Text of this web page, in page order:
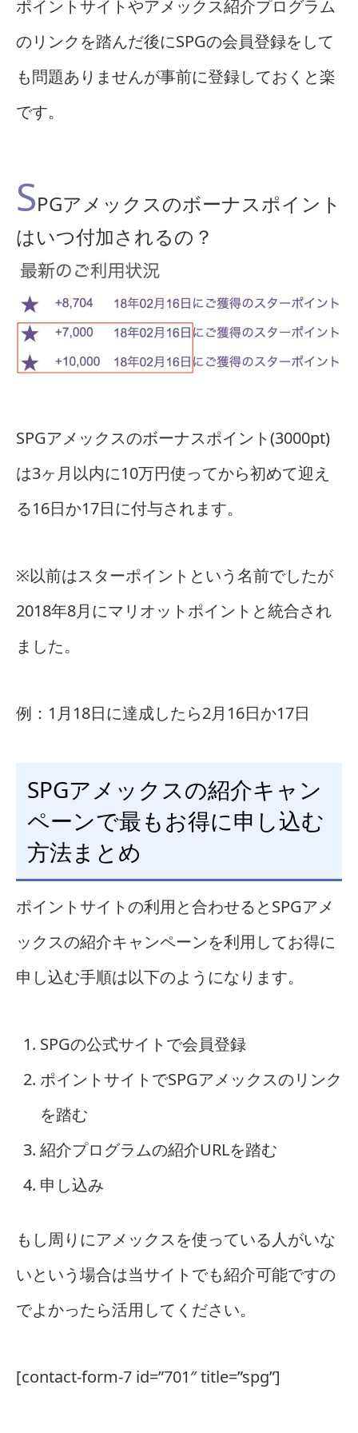
ポイントサイトやアメックス紹介プログラム
のリンクを踏んだ後にSPGの会員登録をして
も問題ありませんが事前に登録しておくと楽
です。
SPGアメックスのボーナスポイント
はいつ付加されるの？
SPGアメックスのボーナスポイント(3000pt)
は3ヶ月以内に10万円使ってから初めて迎え
る16日か17日に付与されます。
※以前はスターポイントという名前でしたが
2018年8月にマリオットポイントと統合され
ました。
例：1月18日に達成したら2月16日か17日
SPGアメックスの紹介キャン
ペーンで最もお得に申し込む
方法まとめ
ポイントサイトの利用と合わせるとSPGアメ
ックスの紹介キャンペーンを利用してお得に
申し込む手順は以下のようになります。
SPGの公式サイトで会員登録
ポイントサイトでSPGアメックスのリンク
を踏む
紹介プログラムの紹介URLを踏む
申し込み
もし周りにアメックスを使っている人がいな
いという場合は当サイトでも紹介可能ですの
でよかったら活用してください。
[contact-form-7 id=”701″ title=”spg”]